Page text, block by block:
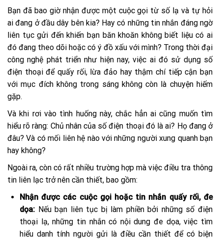
Bạn đã bao giờ nhận được một cuộc gọi từ số lạ và tự hỏi
ai đang ở đầu dây bên kia? Hay có những tin nhắn đáng ngờ
liên tục gửi đến khiến bạn băn khoăn không biết liệu có ai
đó đang theo dõi hoặc có ý đồ xấu với mình? Trong thời đại
công nghệ phát triển như hiện nay, việc ai đó sử dụng số
điện thoại để quấy rối, lừa đảo hay thậm chí tiếp cận bạn
với mục đích không trong sáng không còn là chuyện hiếm
gặp.
Và khi rơi vào tình huống này, chắc hẳn ai cũng muốn tìm
hiểu rõ ràng: Chủ nhân của số điện thoại đó là ai? Họ đang ở
đâu? Và có mối liên hệ nào với những người xung quanh bạn
hay không?
Ngoài ra, còn có rất nhiều trường hợp mà việc điều tra thông
tin liên lạc trở nên cần thiết, bao gồm:
Nhận được các cuộc gọi hoặc tin nhắn quấy rối, đe
dọa: Nếu bạn liên tục bị làm phiền bởi những số điện
thoại lạ, những tin nhắn có nội dung đe dọa, việc tìm
hiểu danh tính người gửi là điều cần thiết để có biện